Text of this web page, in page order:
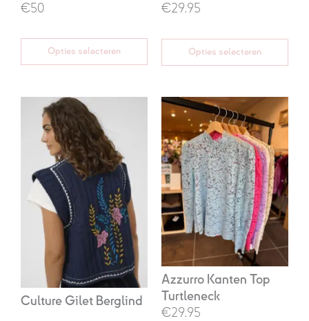
€50
Opties selecteren
€29.95
Opties selecteren
Culture Gilet Berglind
Oorspronkelijke
€89,95.
Huidige
€45,00.
Azzurro Kanten Top
Turtleneck
€29.95